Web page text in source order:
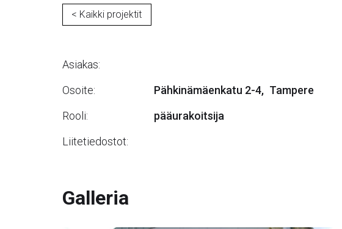
< Kaikki projektit
Asiakas:
Osoite:
Pähkinämäenkatu 2-4, Tampere
Rooli:
pääurakoitsija
Liitetiedostot:
Galleria